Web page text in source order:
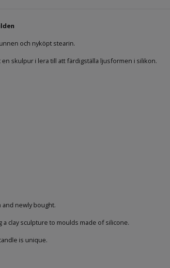
och nyköpt stearin.
en skulpur i lera till att färdigställa ljusformen i silikon.
and newly bought.
clay sculpture to moulds made of silicone.
is unique.